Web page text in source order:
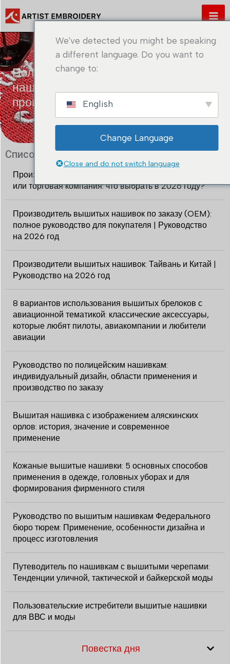
Перейти
содержимому
Полное руководство по вышитым
нашивкам | Применение, дизайн и
производство
Список последних сообщений
Производитель вышитых нашивок по заказу (OEM)
или торговая компания: что выбрать в 2026 году?
Производитель вышитых нашивок по заказу (OEM):
полное руководство для покупателя | Руководство
на 2026 год
Производители вышитых нашивок: Тайвань и Китай |
Руководство на 2026 год
8 вариантов использования вышитых брелоков с
авиационной тематикой: классические аксессуары,
которые любят пилоты, авиакомпании и любители
авиации
Руководство по полицейским нашивкам:
индивидуальный дизайн, области применения и
производство по заказу
Вышитая нашивка с изображением аляскинских
орлов: история, значение и современное
применение
Кожаные вышитые нашивки: 5 основных способов
применения в одежде, головных уборах и для
формирования фирменного стиля
Руководство по вышитым нашивкам Федерального
бюро тюрем: Применение, особенности дизайна и
процесс изготовления
Путеводитель по нашивкам с вышитыми черепами:
Тенденции уличной, тактической и байкерской моды
Пользовательские истребители вышитые нашивки
для ВВС и моды
Повестка дня
We've detected you might be speaking
a different language. Do you want to
change to:
English
Change Language
Close and do not switch language